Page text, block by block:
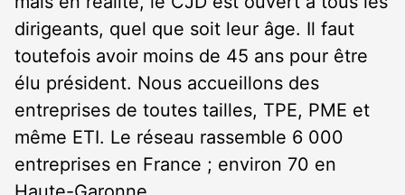
dirigeants, quel que soit leur âge. Il faut
toutefois avoir moins de 45 ans pour être
élu président. Nous accueillons des
entreprises de toutes tailles, TPE, PME et
même ETI. Le réseau rassemble 6 000
entreprises en France ; environ 70 en